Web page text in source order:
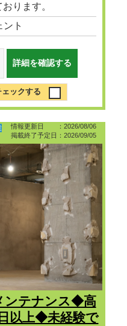
ります。
ト
詳細を確認する
ックする
情報更新日 ：2026/08/06
掲載終了予定日：2026/09/05
ンテナンス◆高
以上◆未経験で